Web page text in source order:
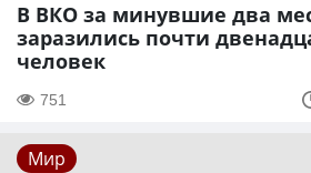
В ВКО за минувшие два
заразились почти
человек
751
Мир